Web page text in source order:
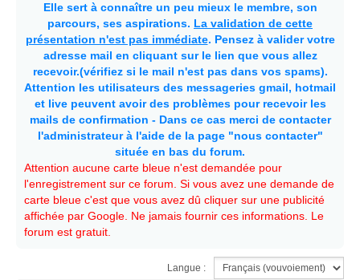
Elle sert à connaître un peu mieux le membre, son
parcours, ses aspirations. La validation de cette
présentation n'est pas immédiate. Pensez à valider votre
adresse mail en cliquant sur le lien que vous allez
recevoir.(vérifiez si le mail n'est pas dans vos spams).
Attention les utilisateurs des messageries gmail, hotmail
et live peuvent avoir des problèmes pour recevoir les
mails de confirmation - Dans ce cas merci de contacter
l'administrateur à l'aide de la page "nous contacter"
située en bas du forum.
Attention aucune carte bleue n'est demandée pour
l'enregistrement sur ce forum. Si vous avez une demande de
carte bleue c'est que vous avez dû cliquer sur une publicité
affichée par Google. Ne jamais fournir ces informations. Le
forum est gratuit.
Langue :